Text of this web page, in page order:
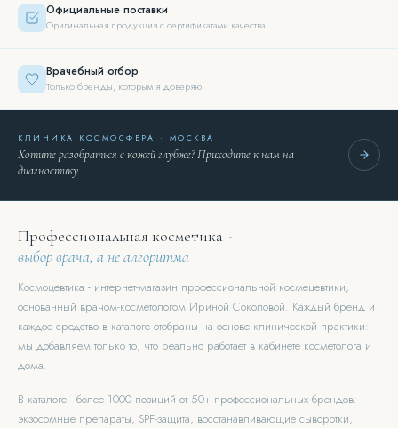
Официальные поставки
Оригинальная продукция с сертификатами качества
Врачебный отбор
Только бренды, которым я доверяю
КЛИНИКА КОСМОСФЕРА · МОСКВА
Хотите разобраться с кожей глубже? Приходите к нам на
диагностику
Профессиональная косметика -
выбор врача, а не алгоритма
Космоцевтика - интернет-магазин профессиональной космецевтики,
основанный врачом-косметологом Ириной Соколовой. Каждый бренд и
каждое средство в каталоге отобраны на основе клинической практики:
мы добавляем только то, что реально работает в кабинете косметолога и
дома.
В каталоге - более 1000 позиций от 50+ профессиональных брендов:
экзосомные препараты, SPF-защита, восстанавливающие сыворотки,